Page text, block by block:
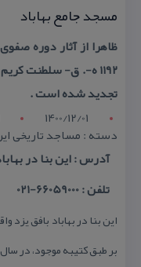
مسجد جامع بهاباد
ظاهرا از آثار دوره
۱۱۹۲ ه-. ق- سلطنت
تجدید شده است .
1400/12/01
دسته : مساجد تاریخی
آدرس : این بنا در
تلفن : 66059000-021
این بنا در بهاباد بافق